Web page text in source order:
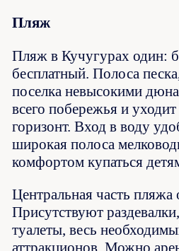
Пляж
Пляж в Кучугурах один:
бесплатный. Полоса
поселка невысокими
всего побережья и уходит
горизонт. Вход в воду
широкая полоса
комфортом купаться
Центральная часть пляжа
Присутствуют
туалеты, весь
аттракционов. Можно